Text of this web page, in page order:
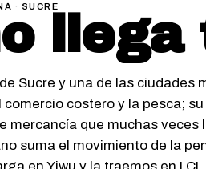
· SUCRE
Sucre y una de las ciudades
costero y la pesca;
mercancía que muchas veces
suma el movimiento de la
en Yiwu y la traemos en